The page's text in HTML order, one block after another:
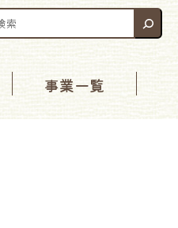
:
事業一覧